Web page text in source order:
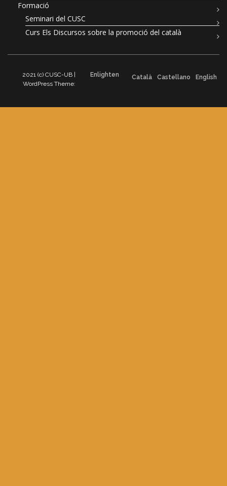
Formació
Seminari del CUSC
Curs Els Discursos sobre la promoció del català
2021 (c) CUSC-UB |
WordPress Theme:
Enlighten Català Castellano English